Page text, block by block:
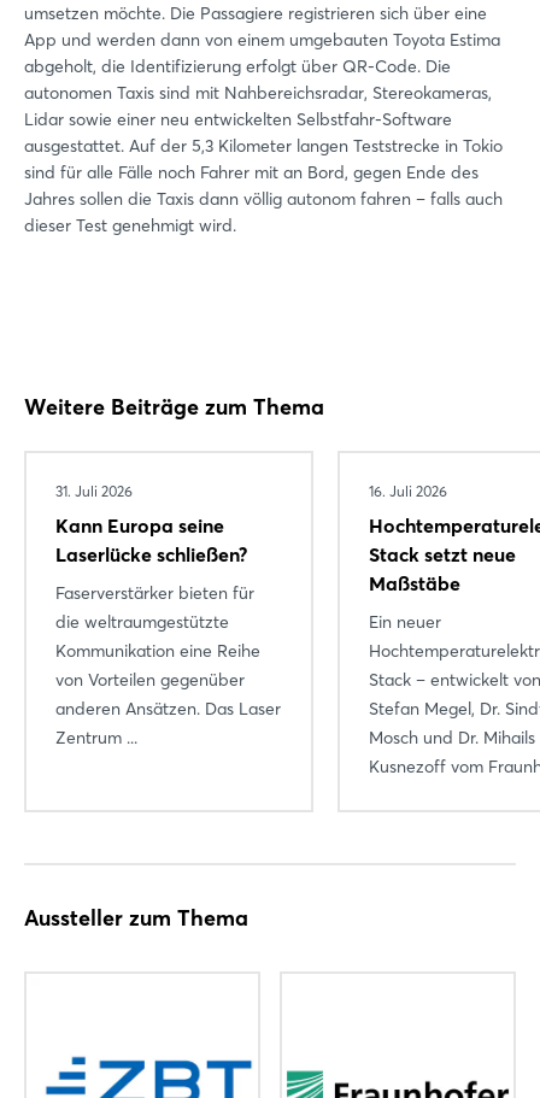
umsetzen möchte. Die Passagiere registrieren sich über eine
App und werden dann von einem umgebauten Toyota Estima
abgeholt, die Identifizierung erfolgt über QR-Code. Die
autonomen Taxis sind mit Nahbereichsradar, Stereokameras,
Lidar sowie einer neu entwickelten Selbstfahr-Software
ausgestattet. Auf der 5,3 Kilometer langen Teststrecke in Tokio
sind für alle Fälle noch Fahrer mit an Bord, gegen Ende des
Jahres sollen die Taxis dann völlig autonom fahren – falls auch
dieser Test genehmigt wird.
Weitere Beiträge zum Thema
31. Juli 2026
Kann Europa seine
Laserlücke schließen?
Faserverstärker bieten für
die weltraumgestützte
Kommunikation eine Reihe
von Vorteilen gegenüber
anderen Ansätzen. Das Laser
Zentrum ...
16. Juli 2026
Stack setzt neue
Maßstäbe
Ein neuer
Stack – entwickelt
Stefan Megel, Dr.
Mosch und Dr. Mihails
Kusnezoff vom
Aussteller zum Thema